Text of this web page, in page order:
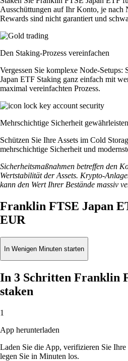
Ausschüttungen auf Ihr Konto, je
Rewards sind nicht garantiert und
Den Staking-Prozess vereinfachen
Vergessen Sie komplexe Node-
Japan ETF Staking ganz einfach mit
maximal vereinfachten Prozess.
Mehrschichtige Sicherheit gewährleisten
Schützen Sie Ihre Assets im Cold
mehrschichtige Sicherheit und
Sicherheitsmaßnahmen betreffen den
Wertstabilität der Assets. Krypto-
kann den Wert Ihrer Bestände massiv
Franklin FTSE Japan
EUR
In Wenigen Minuten starten
In 3 Schritten Franklin
staken
1
App herunterladen
Laden Sie die App, verifizieren Sie
legen Sie in Minuten los.